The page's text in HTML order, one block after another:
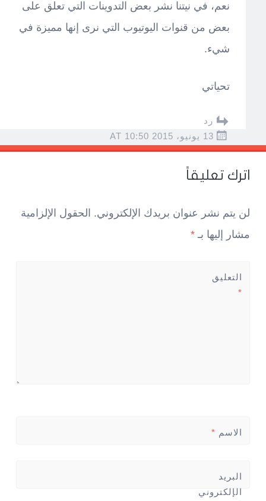
نعم، في نيتنا نشر بعض التدوينات التي تعلق على
بعض من قنوات اليوتيوب التي نرى إنها مميزة في
شيء.
تحياتي
رد
13 يونيو، 2015 AT 10:50
اترك تعليقاً
لن يتم نشر عنوان بريدك الإلكتروني. الحقول الإلزامية
مشار إليها بـ *
التعليق
*
الاسم *
البريد
الإلكتروني